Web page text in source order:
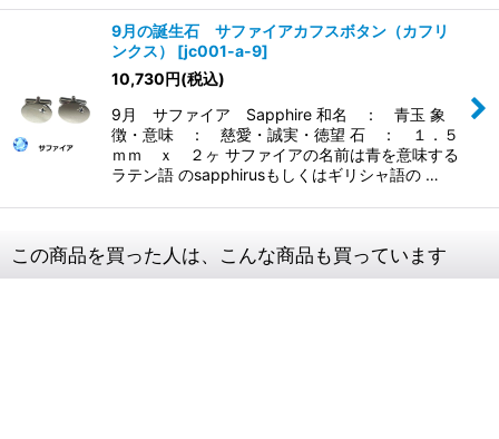
9月の誕生石 サファイアカフスボタン（カフリ
ンクス）
[jc001-a-9]
10,730円(税込)
9月 サファイア Sapphire 和名 ： 青玉 象
徴・意味 ： 慈愛・誠実・徳望 石 ： １．５
ｍｍ ｘ ２ヶ サファイアの名前は青を意味する
ラテン語 のsapphirusもしくはギリシャ語の …
この商品を買った人は、こんな商品も買っています